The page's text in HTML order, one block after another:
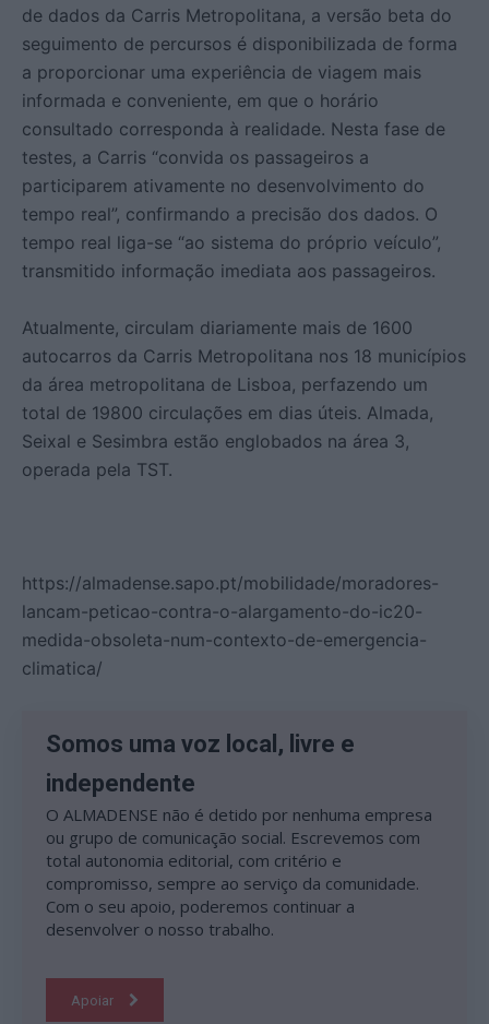
de dados da Carris Metropolitana, a versão beta do
seguimento de percursos é disponibilizada de forma
a proporcionar uma experiência de viagem mais
informada e conveniente, em que o horário
consultado corresponda à realidade. Nesta fase de
testes, a Carris “convida os passageiros a
participarem ativamente no desenvolvimento do
tempo real”, confirmando a precisão dos dados. O
tempo real liga-se “ao sistema do próprio veículo”,
transmitido informação imediata aos passageiros.
Atualmente, circulam diariamente mais de 1600
autocarros da Carris Metropolitana nos 18 municípios
da área metropolitana de Lisboa, perfazendo um
total de 19800 circulações em dias úteis. Almada,
Seixal e Sesimbra estão englobados na área 3,
operada pela TST.
https://almadense.sapo.pt/mobilidade/moradores-
lancam-peticao-contra-o-alargamento-do-ic20-
medida-obsoleta-num-contexto-de-emergencia-
climatica/
Somos uma voz local, livre e
independente
O ALMADENSE não é detido por nenhuma empresa
ou grupo de comunicação social. Escrevemos com
total autonomia editorial, com critério e
compromisso, sempre ao serviço da comunidade.
Com o seu apoio, poderemos continuar a
desenvolver o nosso trabalho.
Apoiar